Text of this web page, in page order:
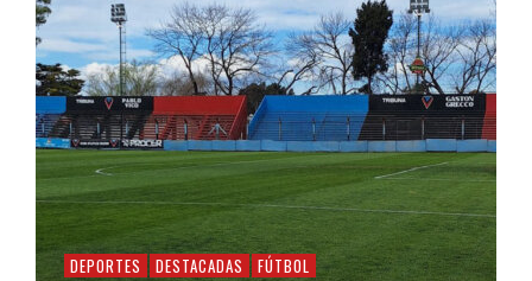
DEPORTES DESTACADAS FÚTBOL